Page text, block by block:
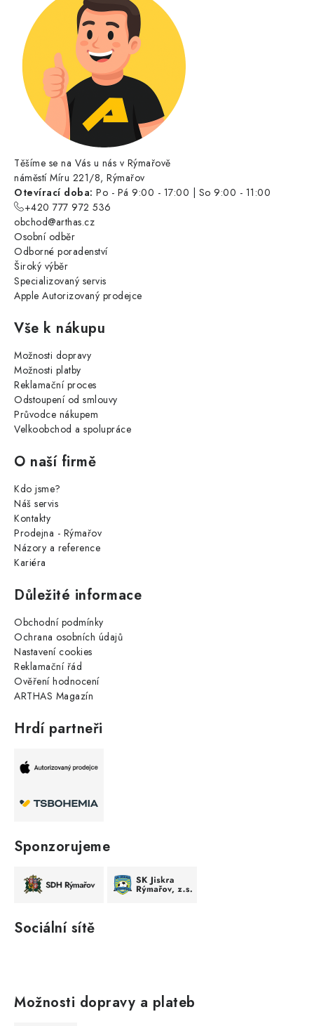
Těšíme se na Vás u nás v Rýmařově
náměstí Míru 221/8, Rýmařov
Otevírací doba: Po - Pá 9:00 - 17:00 | So 9:00 - 11:00
+420 777 972 536
obchod@arthas.cz
Osobní odběr
Odborné poradenství
Široký výběr
Specializovaný servis
Apple Autorizovaný prodejce
Vše k nákupu
Možnosti dopravy
Možnosti platby
Reklamační proces
Odstoupení od smlouvy
Průvodce nákupem
Velkoobchod a spolupráce
O naší firmě
Kdo jsme?
Náš servis
Kontakty
Prodejna - Rýmařov
Názory a reference
Kariéra
Důležité informace
Obchodní podmínky
Ochrana osobních údajů
Nastavení cookies
Reklamační řád
Ověření hodnocení
ARTHAS Magazín
Hrdí partneři
Sponzorujeme
Sociální sítě
Možnosti dopravy a plateb